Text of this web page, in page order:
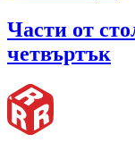
Части от
четвъртък